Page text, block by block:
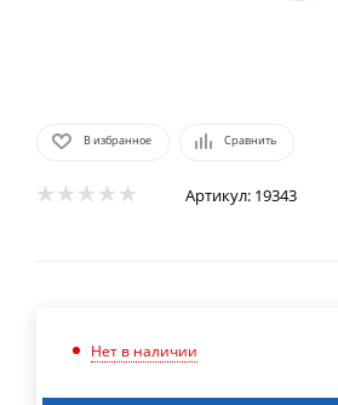
В избранное Сравнить
Артикул: 19343
Нет в наличии